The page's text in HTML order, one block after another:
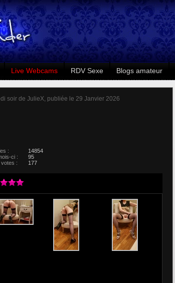
Live Webcams RDV Sexe Blogs amateur
soir de JulieX, publiée le 29 Janvier 2026
:
14854
ci :
95
votes : 177